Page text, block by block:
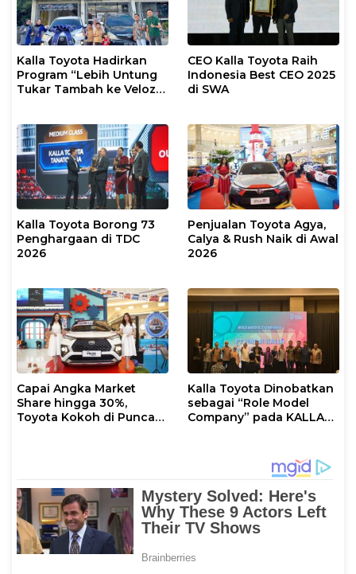
Kalla Toyota Hadirkan
Program “Lebih Untung
Tukar Tambah ke Veloz
CEO Kalla Toyota Raih
Indonesia Best CEO 2025
di SWA
Kalla Toyota Borong 73
Penghargaan di TDC
2026
Penjualan Toyota Agya,
Calya & Rush Naik di Awal
2026
Capai Angka Market
Share hingga 30%,
Toyota Kokoh di Puncak
Kalla Toyota Dinobatkan
sebagai “Role Model
Company” pada KALLA